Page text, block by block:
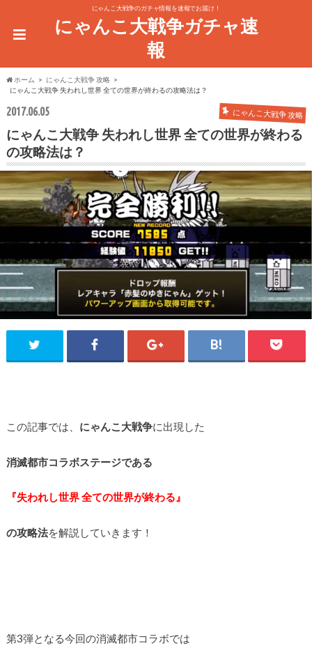
にゃんこ大戦争のガチャ情報を速報でお届け！
にゃんこ大戦争ガチャ速
報
ホーム
にゃんこ大戦争 攻略
にゃんこ大戦争 失われし世界 全ての世界が終わるの攻略法は？
2017.06.05 にゃんこ大戦争 攻略
にゃんこ大戦争 失われし世界 全ての世界が終わる
の攻略法は？
この記事では、 にゃんこ大戦争に出現した
消滅都市コラボステージである
『失われし世界 全ての世界が終わる』
の攻略法を解説していきます！
第3弾となる今回の消滅都市コラボでは